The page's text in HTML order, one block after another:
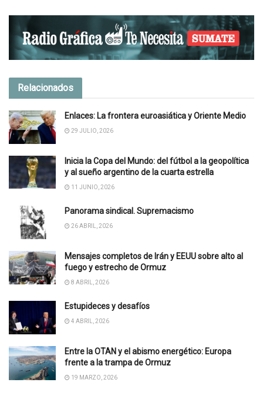
Relacionados
Enlaces: La frontera euroasiática y Oriente Medio
29 JULIO, 2026
Inicia la Copa del Mundo: del fútbol a la geopolítica
y al sueño argentino de la cuarta estrella
11 JUNIO, 2026
Panorama sindical. Supremacismo
26 ABRIL, 2026
Mensajes completos de Irán y EEUU sobre alto al
fuego y estrecho de Ormuz
8 ABRIL, 2026
Estupideces y desafíos
4 ABRIL, 2026
Entre la OTAN y el abismo energético: Europa
frente a la trampa de Ormuz
19 MARZO, 2026